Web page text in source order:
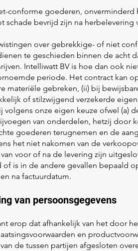
conforme goederen, onverminderd
schade bevrijd zijn na herbelevering
over gebrekkige- of niet
te geschieden binnen de acht
Intelliwatt BV is hoe dan ook
periode. Het contract kan
materiële gebreken, (ii) bij
of stilzwijgend verzekerde
volgens onze eigen keuze ofwel (a)
van onderdelen, hetzij door
goederen terugnemen en de
het niet nakomen van de
voor of na de levering zijn
is in de andere gevallen bepaald
na factuurdatum.
van persoonsgegevens
erop dat afhankelijk van het door
en
de tussen partijen afgesloten